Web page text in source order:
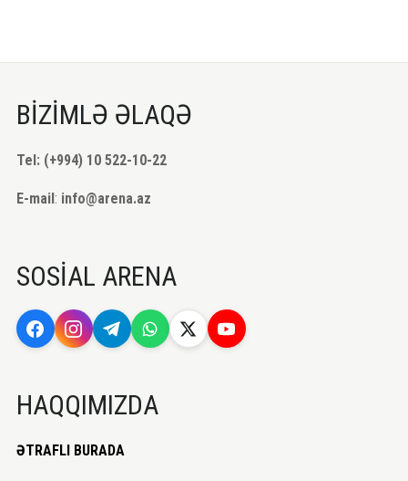
BİZİMLƏ ƏLAQƏ
Tel: (+994) 10 522-10-22
E-mail: info@arena.az
SOSİAL ARENA
HAQQIMIZDA
ƏTRAFLI BURADA